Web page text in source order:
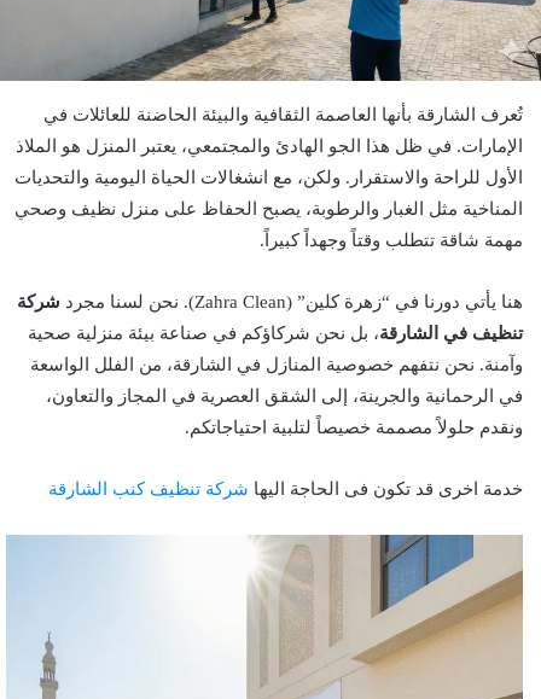
تُعرف الشارقة بأنها العاصمة الثقافية والبيئة الحاضنة للعائلات في
الإمارات. في ظل هذا الجو الهادئ والمجتمعي، يعتبر المنزل هو الملاذ
الأول للراحة والاستقرار. ولكن، مع انشغالات الحياة اليومية والتحديات
المناخية مثل الغبار والرطوبة، يصبح الحفاظ على منزل نظيف وصحي
مهمة شاقة تتطلب وقتاً وجهداً كبيراً.
هنا يأتي دورنا في “زهرة كلين” (Zahra Clean). نحن لسنا مجرد
شركة
تنظيف في الشارقة، بل نحن شركاؤكم في صناعة بيئة منزلية صحية
وآمنة. نحن نتفهم خصوصية المنازل في الشارقة، من الفلل الواسعة
في الرحمانية والجرينة، إلى الشقق العصرية في المجاز والتعاون،
ونقدم حلولاً مصممة خصيصاً لتلبية احتياجاتكم.
خدمة اخرى قد تكون فى الحاجة اليها شركة تنظيف كنب الشارقة